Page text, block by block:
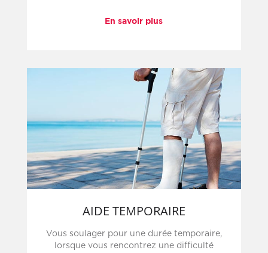
En savoir plus
AIDE TEMPORAIRE
Vous soulager pour une durée temporaire,
lorsque vous rencontrez une difficulté